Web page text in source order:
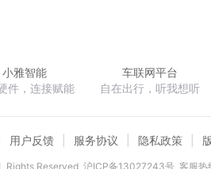
小雅智能
件，连接赋能
车联网平台
自在出行，听我想听
用户反馈 服务协议 隐私政策
Rights Reserved 沪ICP备13027243号 客服